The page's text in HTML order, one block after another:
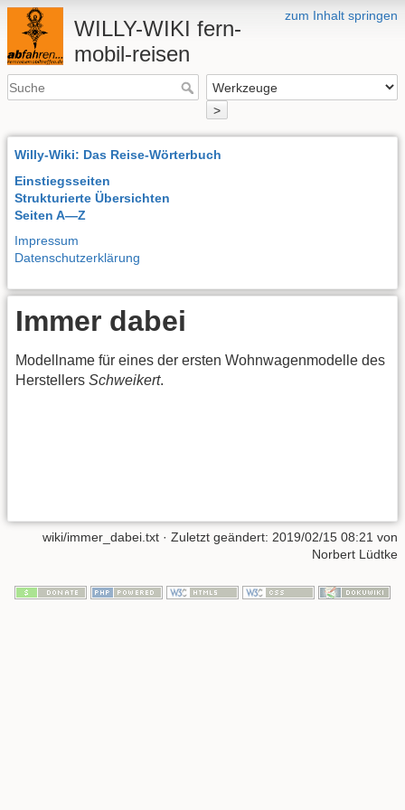
zum Inhalt springen
WILLY-WIKI fern-
mobil-reisen
>
Willy-Wiki: Das Reise-Wörterbuch
Einstiegsseiten
Strukturierte Übersichten
Seiten A—Z
Impressum
Datenschutzerklärung
Immer dabei
Modellname für eines der ersten Wohnwagenmodelle des
Herstellers Schweikert.
wiki/immer_dabei.txt · Zuletzt geändert: 2019/02/15 08:21 von
Norbert Lüdtke